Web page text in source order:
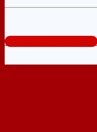
www.bancuagodep.com